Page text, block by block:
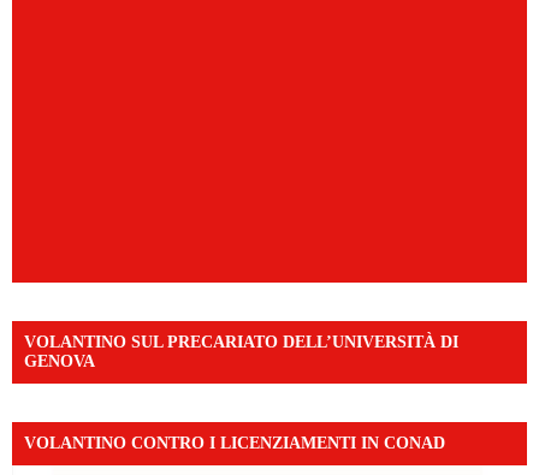
VOLANTINO SUL PRECARIATO DELL’UNIVERSITÀ DI
GENOVA
VOLANTINO CONTRO I LICENZIAMENTI IN CONAD